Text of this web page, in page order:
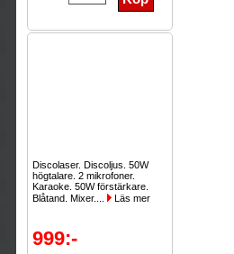
Discolaser. Discoljus. 50W
högtalare. 2 mikrofoner.
Karaoke. 50W förstärkare.
Blåtand. Mixer....
Läs mer
999:-